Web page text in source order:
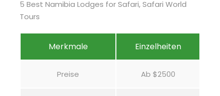
Merkmale Einzelheiten
Preise Ab $2500